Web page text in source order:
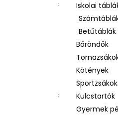
Iskolai
Betűtáblák
Bőröndök
Kötények
Kulcstartók
Gyermek